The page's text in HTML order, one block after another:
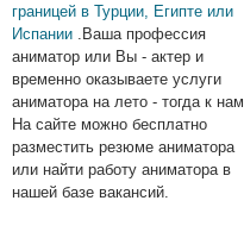
границей в Турции, Египте или
Испании .Ваша профессия
аниматор или Вы - актер и
временно оказываете услуги
аниматора на лето - тогда к нам.
На сайте можно бесплатно
разместить резюме аниматора
или найти работу аниматора в
нашей базе вакансий.